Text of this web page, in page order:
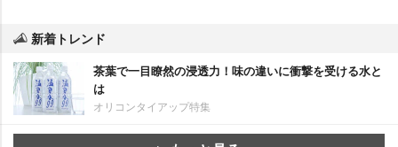
新着トレンド
茶葉で一目瞭然の浸透力！味の違いに衝撃を受ける水と
は
オリコンタイアップ特集